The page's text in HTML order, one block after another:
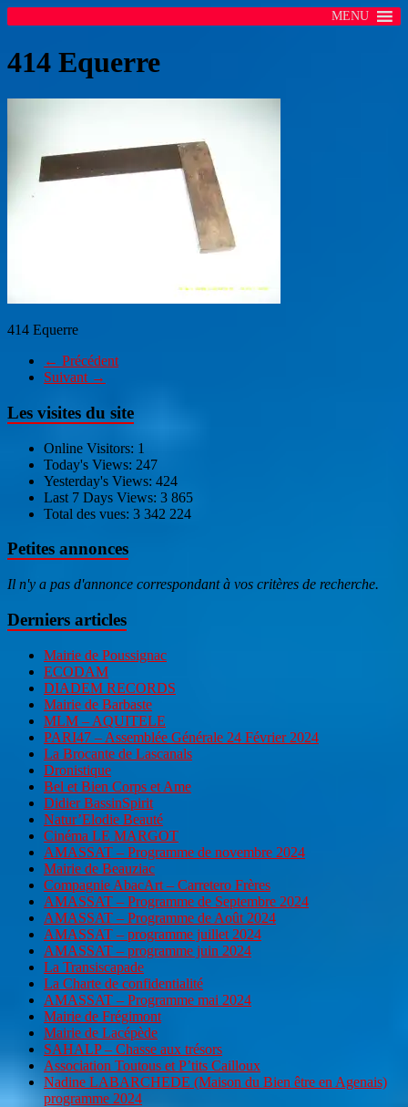
MENU
414 Equerre
414 Equerre
← Précédent
Suivant →
Les visites du site
Online Visitors: 1
Today's Views: 247
Yesterday's Views: 424
Last 7 Days Views: 3 865
Total des vues: 3 342 224
Petites annonces
Il n'y a pas d'annonce correspondant à vos critères de recherche.
Derniers articles
Mairie de Poussignac
ECODAM
DIADEM RECORDS
Mairie de Barbaste
MLM – AQUITELE
PARI47 – Assemblée Générale 24 Février 2024
La Brocante de Lascanals
Dronistique
Bel et Bien Corps et Ame
Didier BassinSpirit
Natur’Elodie Beauté
Cinéma LE MARGOT
AMASSAT – Programme de novembre 2024
Mairie de Beauziac
Compagnie AbacArt – Carretero Frères
AMASSAT – Programme de Septembre 2024
AMASSAT – Programme de Août 2024
AMASSAT – programme juillet 2024
AMASSAT – programme juin 2024
La Transiscapade
La Charte de confidentialité
AMASSAT – Programme mai 2024
Mairie de Frégimont
Mairie de Lacépède
SAHALP – Chasse aux trésors
Association Toutous et P’tits Cailloux
Nadine LABARCHEDE (Maison du Bien être en Agenais)
programme 2024